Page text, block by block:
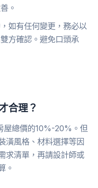
。
如有任何變更，務必以
方確認。避免口頭承
合理？
屋總價的10%-20%。但
潢風格、材料選擇等因
求清單，再請設計師或
。